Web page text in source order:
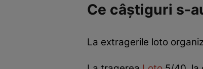
Ce câștiguri s-
La extragerile loto